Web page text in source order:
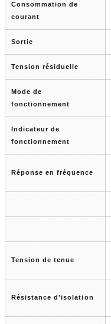
Consommation de
courant
Sortie
Tension résiduelle
Mode de
fonctionnement
Indicateur de
fonctionnement
Réponse en fréquence
Tension de tenue
Résistance d'isolation